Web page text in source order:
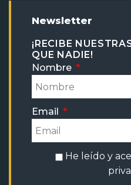
Newsletter
¡RECIBE
QUE NADIE!
Nombre
Email
He leído y